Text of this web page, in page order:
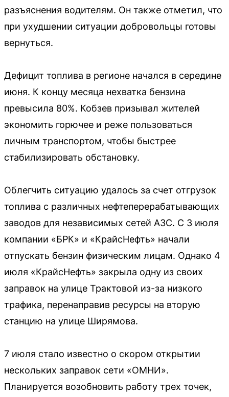
разъяснения водителям. Он также отметил, что
при ухудшении ситуации добровольцы готовы
вернуться.
Дефицит топлива в регионе начался в середине
июня. К концу месяца нехватка бензина
превысила 80%. Кобзев призывал жителей
экономить горючее и реже пользоваться
личным транспортом, чтобы быстрее
стабилизировать обстановку.
Облегчить ситуацию удалось за счет отгрузок
топлива с различных нефтеперерабатывающих
заводов для независимых сетей АЗС. С 3 июля
компании «БРК» и «КрайсНефть» начали
отпускать бензин физическим лицам. Однако 4
июля «КрайсНефть» закрыла одну из своих
заправок на улице Трактовой из-за низкого
трафика, перенаправив ресурсы на вторую
станцию на улице Ширямова.
7 июля стало известно о скором открытии
нескольких заправок сети «ОМНИ».
Планируется возобновить работу трех точек,